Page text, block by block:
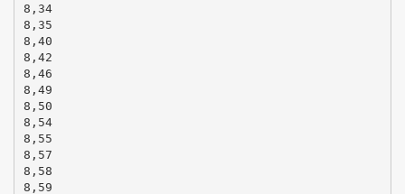
8,34
8,35
8,40
8,42
8,46
8,49
8,50
8,54
8,55
8,57
8,58
8,59